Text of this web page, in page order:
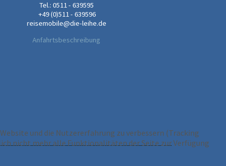
Tel.: 0511 - 639595
+49 (0)511 - 639596
reisemobile@die-leihe.de
Anfahrtsbeschreibung
und die Nutzererfahrung zu verbessern (Tracking
nicht mehr alle Funktionalitäten der Seite zur Verfügung